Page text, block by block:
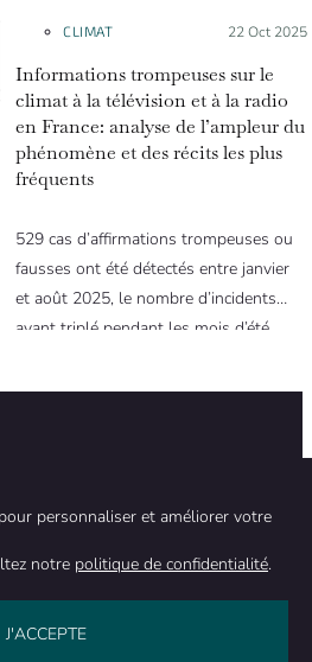
personnaliser et améliorer votre
notre politique de confidentialité.
J'ACCEPTE
CLIMAT Posté le :
22 Oct 2025
Informations trompeuses sur le
climat à la télévision et à la radio
en France: analyse de l’ampleur du
phénomène et des récits les plus
fréquents
529 cas d’affirmations trompeuses ou
fausses ont été détectés entre janvier
et août 2025, le nombre d’incidents
ayant triplé pendant les mois d’été.
Organisation
FINANCEMENT